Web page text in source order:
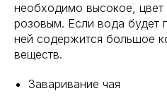
необходимо высокое, цвет
розовым. Если вода будет
ней содержится большое
веществ.
Заваривание чая